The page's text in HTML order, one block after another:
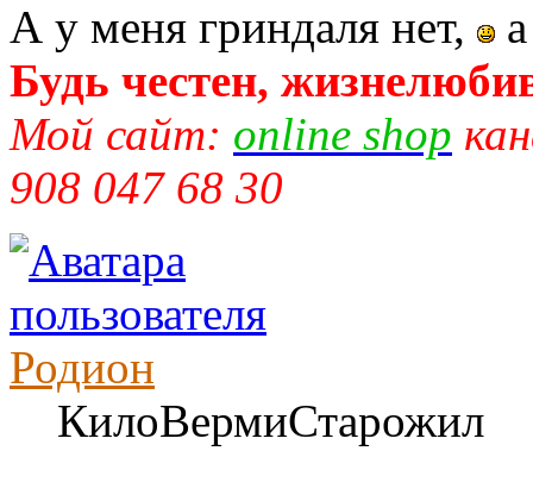
А у меня гриндаля нет,
Будь честен,
Мой сайт: online shop
908 047 68 30
Родион
КилоВермиСтарожил